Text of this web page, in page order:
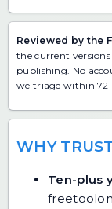
Reviewed by the
the current
publishing. No
we triage within 72
WHY
Ten-plus